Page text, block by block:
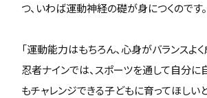
つ、いわば運動神経の礎が身につくのです。
「運動能力はもちろん、心身がバランスよく
忍者ナインでは、スポーツを通して自分に
もチャレンジできる子どもに育ってほしい